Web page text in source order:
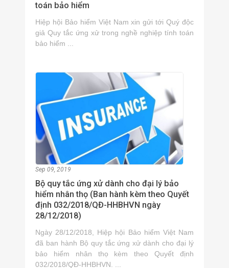
toán bảo hiểm
Hiệp hội Bảo hiểm Việt Nam xin gửi tới Quý độc
giả Quy tắc ứng xử trong nghề nghiệp tính toán
bảo hiểm ...
Sep 09, 2019
Bộ quy tắc ứng xử dành cho đại lý bảo
hiểm nhân thọ (Ban hành kèm theo Quyết
định 032/2018/QĐ-HHBHVN ngày
28/12/2018)
Ngày 28/12/2018, Hiệp hội Bảo hiểm Việt Nam
đã ban hành Bộ quy tắc ứng xử dành cho đại lý
bảo hiểm nhân thọ kèm theo Quyết định
032/2018/QĐ-HHBHVN. ...